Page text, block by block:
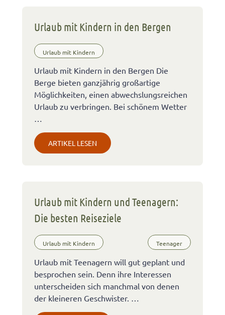
Urlaub mit Kindern in den Bergen
Urlaub mit Kindern
Urlaub mit Kindern in den Bergen Die
Berge bieten ganzjährig großartige
Möglichkeiten, einen abwechslungsreichen
Urlaub zu verbringen. Bei schönem Wetter
…
ARTIKEL LESEN
Urlaub mit Kindern und Teenagern:
Die besten Reiseziele
Urlaub mit Kindern Teenager
Urlaub mit Teenagern will gut geplant und
besprochen sein. Denn ihre Interessen
unterscheiden sich manchmal von denen
der kleineren Geschwister. …